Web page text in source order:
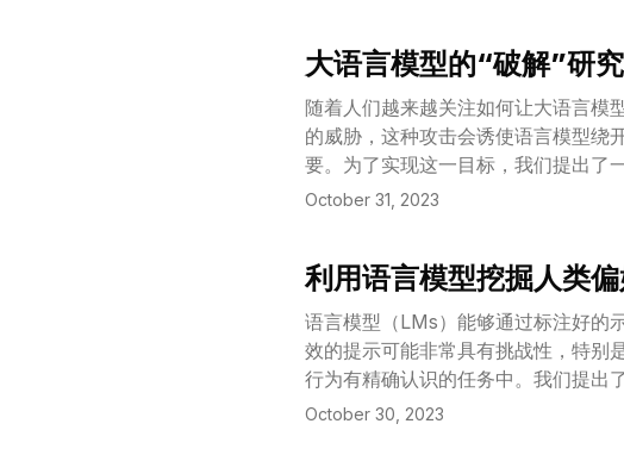
大语言模型的“破解”研
随着人们越来越关注如何让大语言模
的威胁，这种攻击会诱使语言模型绕
要。为了实现这一目标，我们提出了
大语言模型通信，生成语义破解。
比现有算法高出许多个数量级。此外
良好的迁移性能，其中就包括了
October 31, 2023
View Article
利用语言模型挖掘人类
语言模型（LMs）能够通过标注好的
效的提示可能非常具有挑战性，特别
行为有精确认识的任务中。我们提出
October 30, 2023
View Article